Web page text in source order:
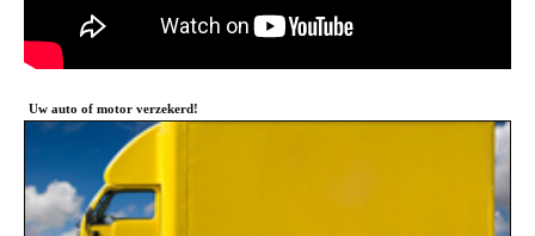
Uw auto of motor verzekerd!